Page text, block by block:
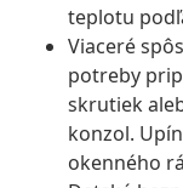
teplotu
Viaceré
potreby
skrutiek
konzol.
okenného